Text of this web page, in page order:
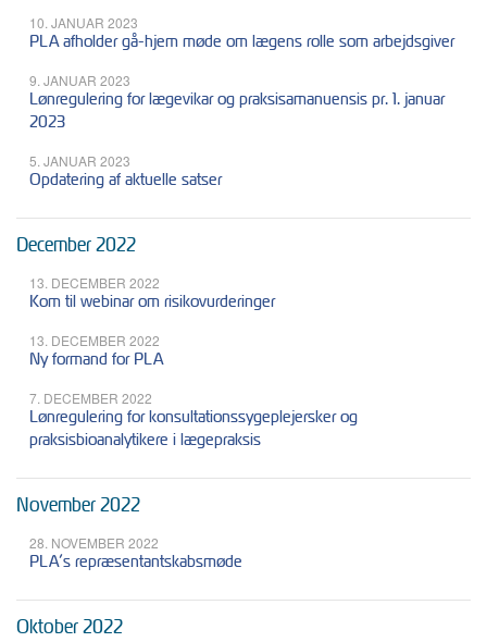
10. JANUAR 2023
PLA afholder gå-hjem møde om lægens rolle som arbejdsgiver
9. JANUAR 2023
Lønregulering for lægevikar og praksisamanuensis pr. 1. januar
2023
5. JANUAR 2023
Opdatering af aktuelle satser
December 2022
13. DECEMBER 2022
Kom til webinar om risikovurderinger
13. DECEMBER 2022
Ny formand for PLA
7. DECEMBER 2022
Lønregulering for konsultationssygeplejersker og
praksisbioanalytikere i lægepraksis
November 2022
28. NOVEMBER 2022
PLA’s repræsentantskabsmøde
Oktober 2022